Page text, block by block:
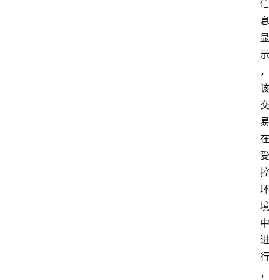
信
息
显
示
，
该
交
易
在
受
控
环
境
中
进
行
，